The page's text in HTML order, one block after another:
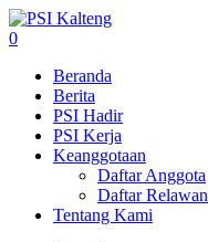
0
Beranda
Berita
PSI Hadir
PSI Kerja
Keanggotaan
Daftar Anggota
Daftar Relawan
Tentang Kami